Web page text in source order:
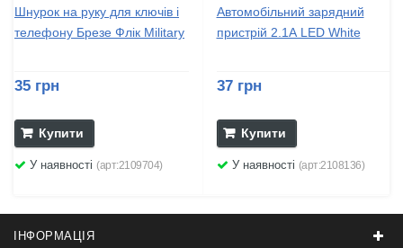
Шнурок на руку для ключів і
телефону Брезе Флік Military
35 грн
Купити
У наявності (арт:2109704)
Автомобільний зарядний
пристрій 2.1А LED White
37 грн
Купити
У наявності (арт:2108136)
ІНФОРМАЦІЯ